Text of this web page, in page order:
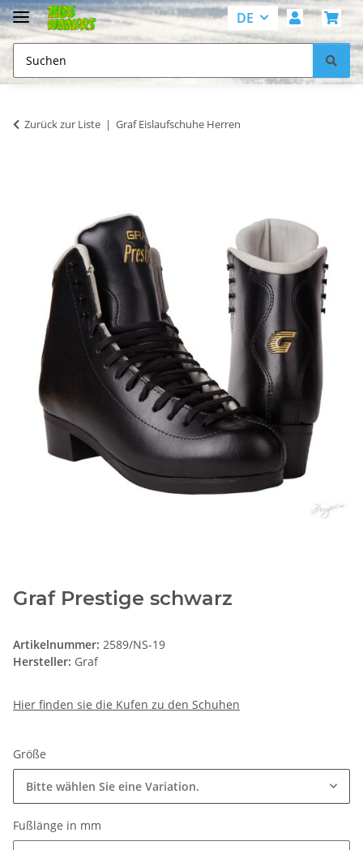
DE
Zurück zur Liste Graf Eislaufschuhe Herren
Graf Prestige schwarz
Artikelnummer: 2589/NS-19
Hersteller: Graf
Hier finden sie die Kufen zu den Schuhen
Größe
Bitte wählen Sie eine Variation.
Fußlänge in mm